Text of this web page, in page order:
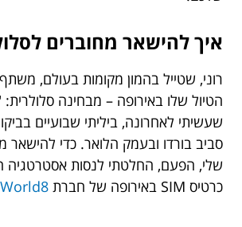
איך להישאר מחוברים
רוני, שטייל בהמון מקומות בעולם, משתף
הטיול שלו באירופה – מבחינה
שעשיתי לאחרונה, ביליתי שבועיים
סביב בורדו ובעמק הלואר. כדי להישאר
שלי, הפעם, החלטתי לנסות אסטרטגיה
כרטיס SIM באירופה של חברת
World8